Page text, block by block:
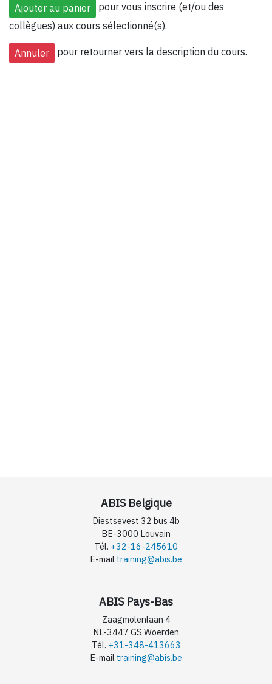
pour vous inscrire (et/ou des
collègues) aux cours sélectionné(s).
pour retourner vers la description du cours.
ABIS Belgique
Diestsevest 32 bus 4b
BE-3000 Louvain
Tél. +32-16-245610
E-mail training@abis.be
ABIS Pays-Bas
Zaagmolenlaan 4
NL-3447 GS Woerden
Tél. +31-348-413663
E-mail training@abis.be